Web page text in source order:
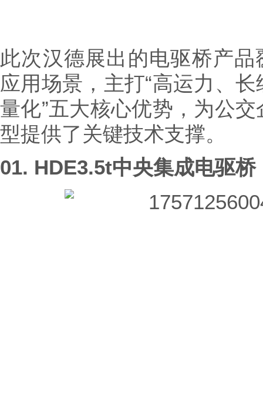
此次汉德展出的电驱桥产
应用场景，主打“高运力、
量化”五大核心优势，为公
型提供了关键技术支撑。
01. HDE3.5t中央集成电驱桥